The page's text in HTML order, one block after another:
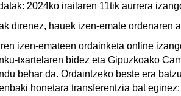
2024ko irailaren 11tik aurrera
direnez, hauek izen-emate ordenaren
izen-emateen ordainketa online
txartelaren bidez eta Gipuzkoako
behar da. Ordaintzeko beste era
honetara transferentzia bat